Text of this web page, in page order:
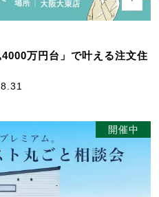
万円台」で叶える注文住
開催中